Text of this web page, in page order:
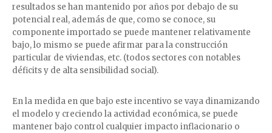
resultados se han mantenido por años por debajo de su
potencial real, además de que, como se conoce, su
componente importado se puede mantener relativamente
bajo, lo mismo se puede afirmar para la construcción
particular de viviendas, etc. (todos sectores con notables
déficits y de alta sensibilidad social).
En la medida en que bajo este incentivo se vaya dinamizando
el modelo y creciendo la actividad económica, se puede
mantener bajo control cualquier impacto inflacionario o